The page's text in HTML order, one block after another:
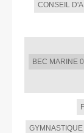
CONSEIL
BEC MARINE